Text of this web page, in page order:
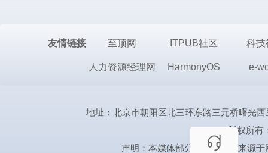
友情链接 至顶网 ITPUB社区 科技
人力资源经理网 HarmonyOS e-
地址：北京市朝阳区北三环东路三元桥曙光
版权所有
声明：本媒体部分图片、文章来源